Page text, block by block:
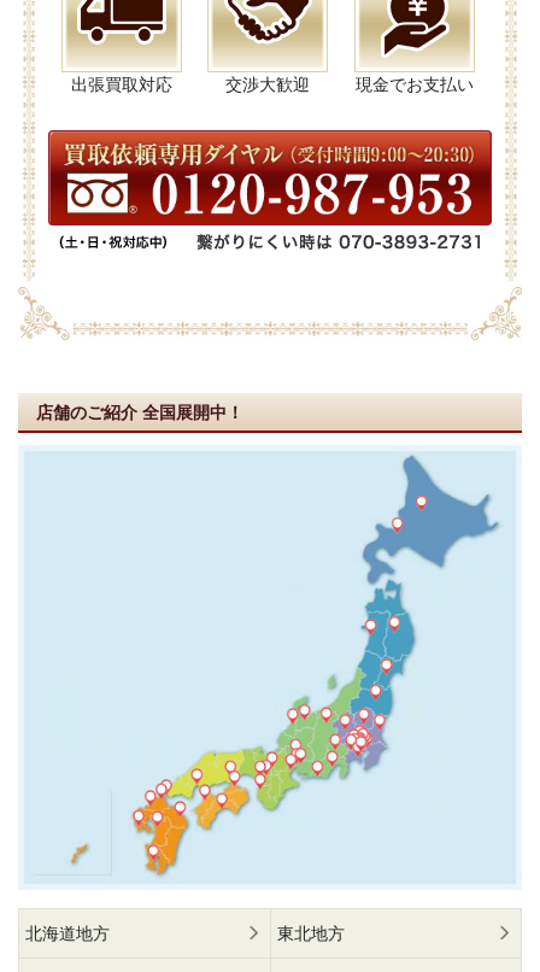
出張買取対応 交渉大歓迎 現金でお支払い
店舗のご紹介 全国展開中！
北海道地方 東北地方